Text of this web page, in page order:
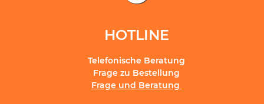
HOTLINE
Telefonische Beratung
Frage zu Bestellung
Frage und Beratung